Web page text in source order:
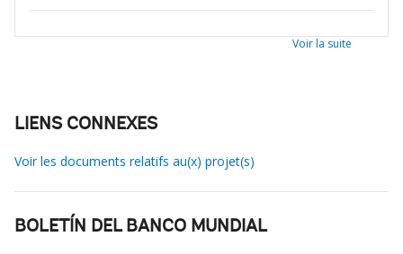
Voir la suite
LIENS CONNEXES
Voir les documents relatifs au(x) projet(s)
BOLETÍN DEL BANCO MUNDIAL